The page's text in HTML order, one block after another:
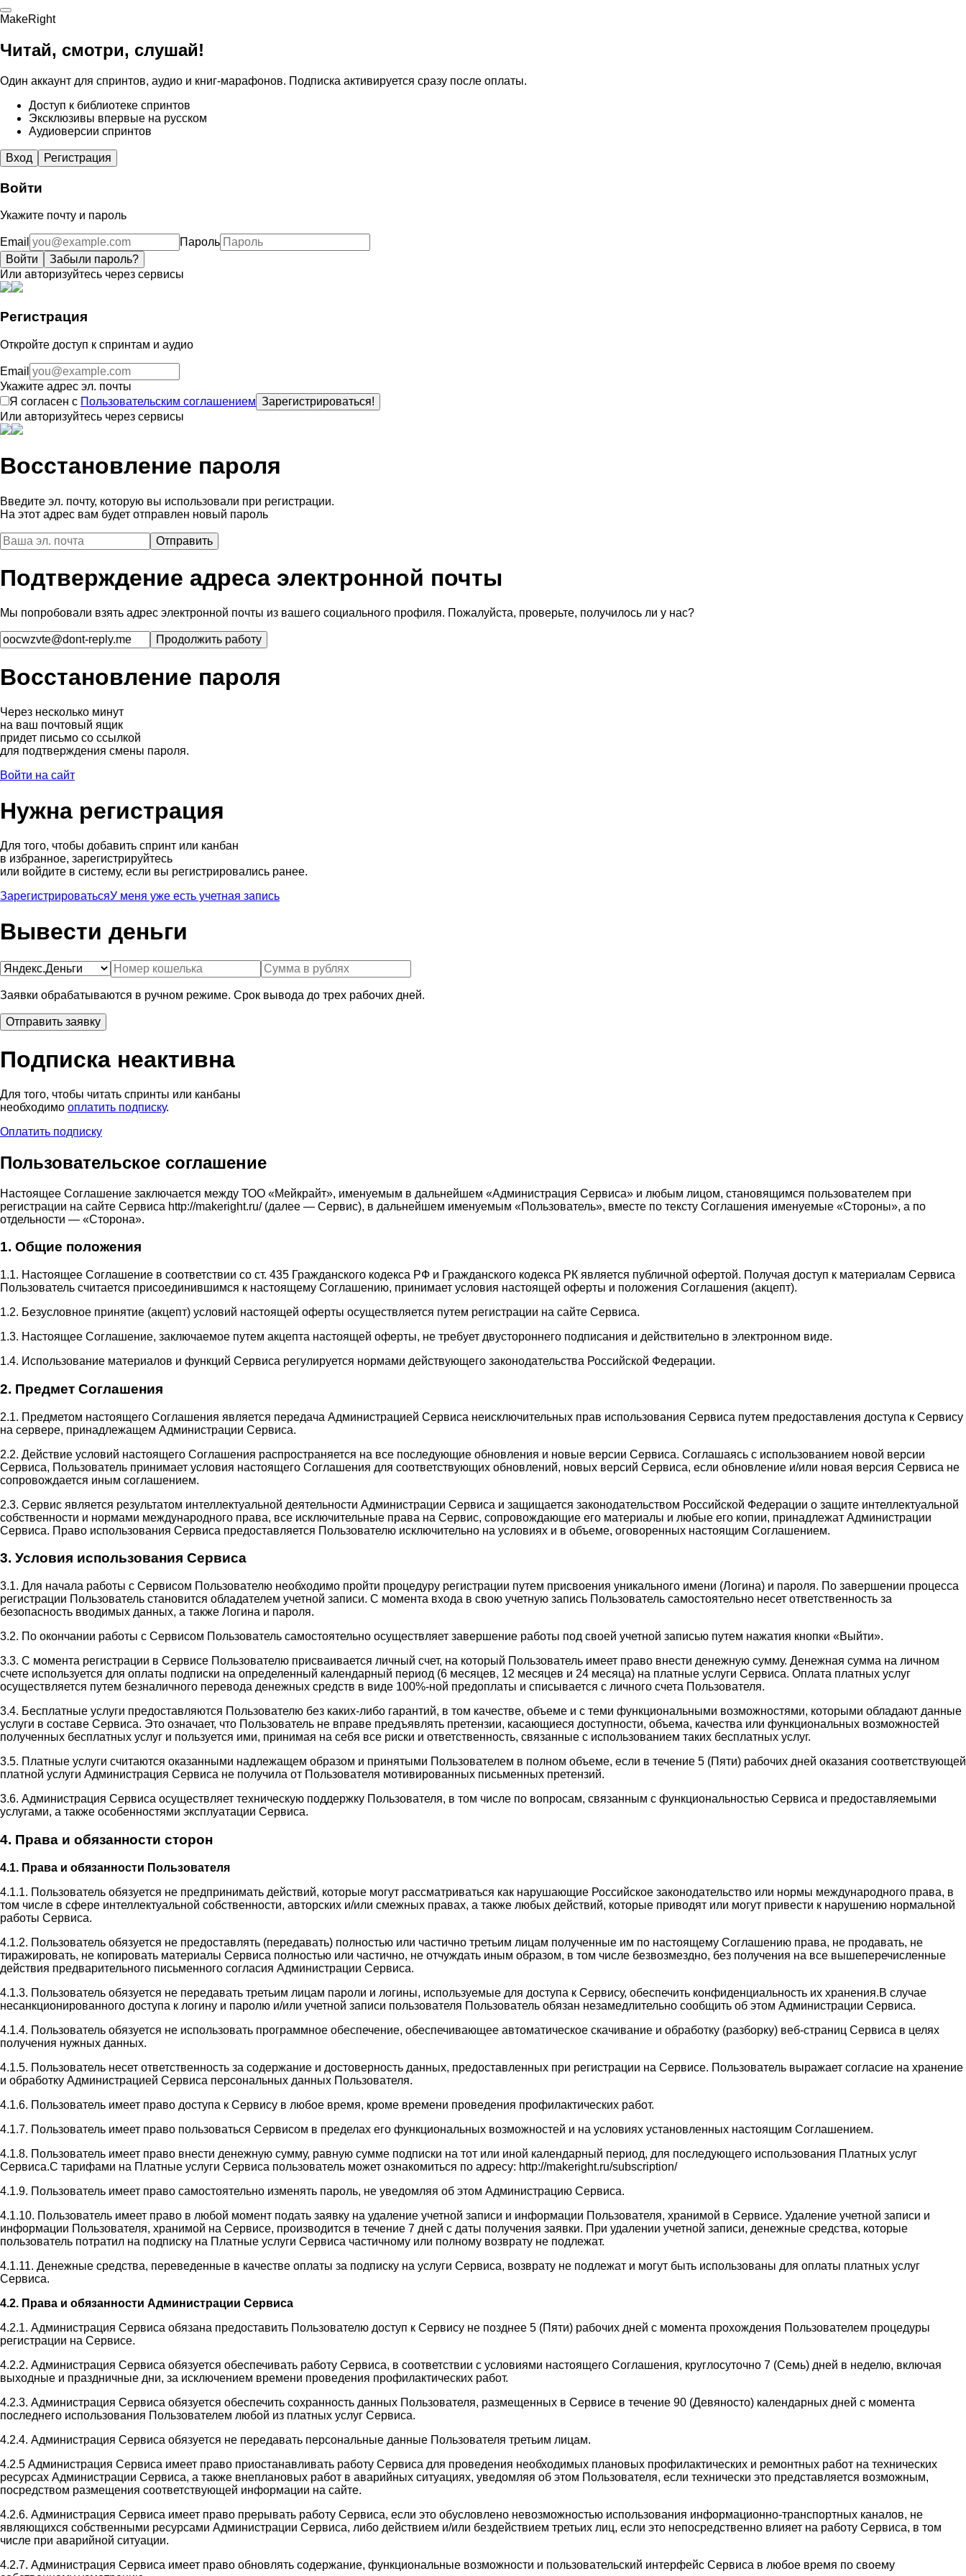
MakeRight
Читай, смотри, слушай!
Один аккаунт для спринтов, аудио и книг-марафонов. Подписка активируется сразу после оплаты.
Доступ к библиотеке спринтов
Эксклюзивы впервые на русском
Аудиоверсии спринтов
Вход Регистрация
Войти
Укажите почту и пароль
Email
Пароль
Войти
Забыли пароль?
Или авторизуйтесь через сервисы
Регистрация
Откройте доступ к спринтам и аудио
Email
Укажите адрес эл. почты
Я согласен с Пользовательским соглашением Зарегистрироваться!
Или авторизуйтесь через сервисы
Восстановление пароля
Введите эл. почту, которую вы использовали при регистрации.
На этот адрес вам будет отправлен новый пароль
Подтверждение адреса электронной почты
Мы попробовали взять адрес электронной почты из вашего социального профиля. Пожалуйста, проверьте, получилось ли у нас?
Восстановление пароля
Через несколько минут
на ваш почтовый ящик
придет письмо со ссылкой
для подтверждения смены пароля.
Войти на сайт
Нужна регистрация
Для того, чтобы добавить спринт или канбан
в избранное, зарегистрируйтесь
или войдите в систему, если вы регистрировались ранее.
ЗарегистрироватьсяУ меня уже есть учетная запись
Вывести деньги
Заявки обрабатываются в ручном режиме. Срок вывода до трех рабочих дней.
Подписка неактивна
Для того, чтобы читать спринты или канбаны
необходимо оплатить подписку.
Оплатить подписку
Пользовательское соглашение
Настоящее Соглашение заключается между ТОО «Мейкрайт», именуемым в дальнейшем «Администрация Сервиса» и любым лицом, становящимся пользователем при
регистрации на сайте Сервиса http://makeright.ru/ (далее — Сервис), в дальнейшем именуемым «Пользователь», вместе по тексту Соглашения именуемые «Стороны», а по
отдельности — «Сторона».
1. Общие положения
1.1. Настоящее Соглашение в соответствии со ст. 435 Гражданского кодекса РФ и Гражданского кодекса РК является публичной офертой. Получая доступ к материалам Сервиса
Пользователь считается присоединившимся к настоящему Соглашению, принимает условия настоящей оферты и положения Соглашения (акцепт).
1.2. Безусловное принятие (акцепт) условий настоящей оферты осуществляется путем регистрации на сайте Сервиса.
1.3. Настоящее Соглашение, заключаемое путем акцепта настоящей оферты, не требует двустороннего подписания и действительно в электронном виде.
1.4. Использование материалов и функций Сервиса регулируется нормами действующего законодательства Российской Федерации.
2. Предмет Соглашения
2.1. Предметом настоящего Соглашения является передача Администрацией Сервиса неисключительных прав использования Сервиса путем предоставления доступа к Сервису
на сервере, принадлежащем Администрации Сервиса.
2.2. Действие условий настоящего Соглашения распространяется на все последующие обновления и новые версии Сервиса. Соглашаясь с использованием новой версии
Сервиса, Пользователь принимает условия настоящего Соглашения для соответствующих обновлений, новых версий Сервиса, если обновление и/или новая версия Сервиса не
сопровождается иным соглашением.
2.3. Сервис является результатом интеллектуальной деятельности Администрации Сервиса и защищается законодательством Российской Федерации о защите интеллектуальной
собственности и нормами международного права, все исключительные права на Сервис, сопровождающие его материалы и любые его копии, принадлежат Администрации
Сервиса. Право использования Сервиса предоставляется Пользователю исключительно на условиях и в объеме, оговоренных настоящим Соглашением.
3. Условия использования Сервиса
3.1. Для начала работы с Сервисом Пользователю необходимо пройти процедуру регистрации путем присвоения уникального имени (Логина) и пароля. По завершении процесса
регистрации Пользователь становится обладателем учетной записи. С момента входа в свою учетную запись Пользователь самостоятельно несет ответственность за
безопасность вводимых данных, а также Логина и пароля.
3.2. По окончании работы с Сервисом Пользователь самостоятельно осуществляет завершение работы под своей учетной записью путем нажатия кнопки «Выйти».
3.3. С момента регистрации в Сервисе Пользователю присваивается личный счет, на который Пользователь имеет право внести денежную сумму. Денежная сумма на личном
счете используется для оплаты подписки на определенный календарный период (6 месяцев, 12 месяцев и 24 месяца) на платные услуги Сервиса. Оплата платных услуг
осуществляется путем безналичного перевода денежных средств в виде 100%-ной предоплаты и списывается с личного счета Пользователя.
3.4. Бесплатные услуги предоставляются Пользователю без каких-либо гарантий, в том качестве, объеме и с теми функциональными возможностями, которыми обладают данные
услуги в составе Сервиса. Это означает, что Пользователь не вправе предъявлять претензии, касающиеся доступности, объема, качества или функциональных возможностей
полученных бесплатных услуг и пользуется ими, принимая на себя все риски и ответственность, связанные с использованием таких бесплатных услуг.
3.5. Платные услуги считаются оказанными надлежащем образом и принятыми Пользователем в полном объеме, если в течение 5 (Пяти) рабочих дней оказания соответствующей
платной услуги Администрация Сервиса не получила от Пользователя мотивированных письменных претензий.
3.6. Администрация Сервиса осуществляет техническую поддержку Пользователя, в том числе по вопросам, связанным с функциональностью Сервиса и предоставляемыми
услугами, а также особенностями эксплуатации Сервиса.
4. Права и обязанности сторон
4.1. Права и обязанности Пользователя
4.1.1. Пользователь обязуется не предпринимать действий, которые могут рассматриваться как нарушающие Российское законодательство или нормы международного права, в
том числе в сфере интеллектуальной собственности, авторских и/или смежных правах, а также любых действий, которые приводят или могут привести к нарушению нормальной
работы Сервиса.
4.1.2. Пользователь обязуется не предоставлять (передавать) полностью или частично третьим лицам полученные им по настоящему Соглашению права, не продавать, не
тиражировать, не копировать материалы Сервиса полностью или частично, не отчуждать иным образом, в том числе безвозмездно, без получения на все вышеперечисленные
действия предварительного письменного согласия Администрации Сервиса.
4.1.3. Пользователь обязуется не передавать третьим лицам пароли и логины, используемые для доступа к Сервису, обеспечить конфиденциальность их хранения.В случае
несанкционированного доступа к логину и паролю и/или учетной записи пользователя Пользователь обязан незамедлительно сообщить об этом Администрации Сервиса.
4.1.4. Пользователь обязуется не использовать программное обеспечение, обеспечивающее автоматическое скачивание и обработку (разборку) веб-страниц Сервиса в целях
получения нужных данных.
4.1.5. Пользователь несет ответственность за содержание и достоверность данных, предоставленных при регистрации на Сервисе. Пользователь выражает согласие на хранение
и обработку Администрацией Сервиса персональных данных Пользователя.
4.1.6. Пользователь имеет право доступа к Сервису в любое время, кроме времени проведения профилактических работ.
4.1.7. Пользователь имеет право пользоваться Сервисом в пределах его функциональных возможностей и на условиях установленных настоящим Соглашением.
4.1.8. Пользователь имеет право внести денежную сумму, равную сумме подписки на тот или иной календарный период, для последующего использования Платных услуг
Сервиса.С тарифами на Платные услуги Сервиса пользователь может ознакомиться по адресу: http://makeright.ru/subscription/
4.1.9. Пользователь имеет право самостоятельно изменять пароль, не уведомляя об этом Администрацию Сервиса.
4.1.10. Пользователь имеет право в любой момент подать заявку на удаление учетной записи и информации Пользователя, хранимой в Сервисе. Удаление учетной записи и
информации Пользователя, хранимой на Сервисе, производится в течение 7 дней с даты получения заявки. При удалении учетной записи, денежные средства, которые
пользователь потратил на подписку на Платные услуги Сервиса частичному или полному возврату не подлежат.
4.1.11. Денежные средства, переведенные в качестве оплаты за подписку на услуги Сервиса, возврату не подлежат и могут быть использованы для оплаты платных услуг
Сервиса.
4.2. Права и обязанности Администрации Сервиса
4.2.1. Администрация Сервиса обязана предоставить Пользователю доступ к Сервису не позднее 5 (Пяти) рабочих дней с момента прохождения Пользователем процедуры
регистрации на Сервисе.
4.2.2. Администрация Сервиса обязуется обеспечивать работу Сервиса, в соответствии с условиями настоящего Соглашения, круглосуточно 7 (Семь) дней в неделю, включая
выходные и праздничные дни, за исключением времени проведения профилактических работ.
4.2.3. Администрация Сервиса обязуется обеспечить сохранность данных Пользователя, размещенных в Сервисе в течение 90 (Девяносто) календарных дней с момента
последнего использования Пользователем любой из платных услуг Сервиса.
4.2.4. Администрация Сервиса обязуется не передавать персональные данные Пользователя третьим лицам.
4.2.5 Администрация Сервиса имеет право приостанавливать работу Сервиса для проведения необходимых плановых профилактических и ремонтных работ на технических
ресурсах Администрации Сервиса, а также внеплановых работ в аварийных ситуациях, уведомляя об этом Пользователя, если технически это представляется возможным,
посредством размещения соответствующей информации на сайте.
4.2.6. Администрация Сервиса имеет право прерывать работу Сервиса, если это обусловлено невозможностью использования информационно-транспортных каналов, не
являющихся собственными ресурсами Администрации Сервиса, либо действием и/или бездействием третьих лиц, если это непосредственно влияет на работу Сервиса, в том
числе при аварийной ситуации.
4.2.7. Администрация Сервиса имеет право обновлять содержание, функциональные возможности и пользовательский интерфейс Сервиса в любое время по своему